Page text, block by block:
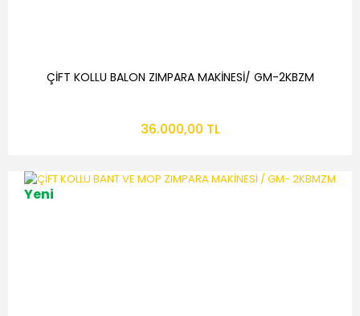
ÇİFT KOLLU BALON ZIMPARA MAKİNESİ/ GM-2KBZM
36.000,00 TL
Yeni